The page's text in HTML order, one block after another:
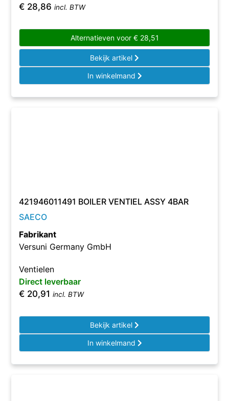
€ 28,86 incl. BTW
Alternatieven voor €28,51
Bekijk artikel
In winkelmand
421946011491 BOILER VENTIEL ASSY 4BAR
SAECO
Fabrikant
Versuni Germany GmbH
Ventielen
Direct leverbaar
€ 20,91 incl. BTW
Bekijk artikel
In winkelmand